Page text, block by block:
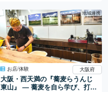
地域連携
お店/体験 大阪府
大阪・西天満の『蕎麦らうんじ
東山』 ― 蕎麦を自ら学び、打ち